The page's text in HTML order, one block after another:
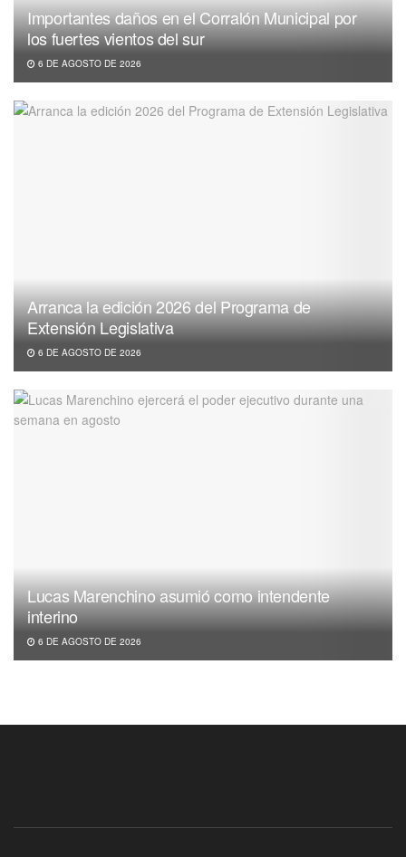
Importantes daños en el Corralón Municipal por
los fuertes vientos del sur
6 DE AGOSTO DE 2026
Arranca la edición 2026 del Programa de
Extensión Legislativa
6 DE AGOSTO DE 2026
Lucas Marenchino asumió como intendente
interino
6 DE AGOSTO DE 2026